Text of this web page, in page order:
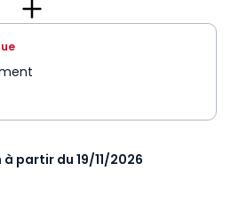
partir du 19/11/2026